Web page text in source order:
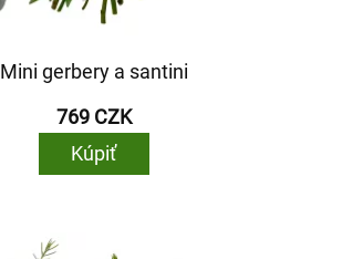
Mini gerbery a santini
769 CZK
Kúpiť